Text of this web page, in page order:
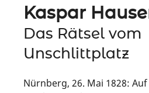
Kaspar
Das Rätsel vom
Unschlittplatz
Nürnberg, 26. Mai 1828: